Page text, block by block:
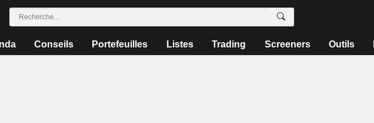
Conseils Portefeuilles Listes Trading Screeners Outils